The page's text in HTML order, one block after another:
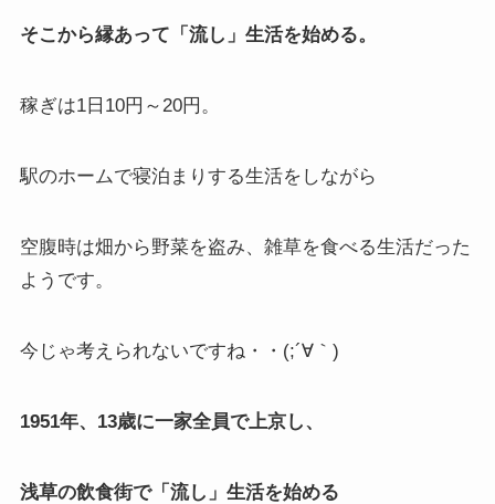
そこから縁あって「流し」生活を始める。
稼ぎは1日10円～20円。
駅のホームで寝泊まりする生活をしながら
空腹時は畑から野菜を盗み、雑草を食べる生活だった
ようです。
今じゃ考えられないですね・・(;´∀｀)
1951年、13歳に一家全員で上京し、
浅草の飲食街で「流し」生活を始める